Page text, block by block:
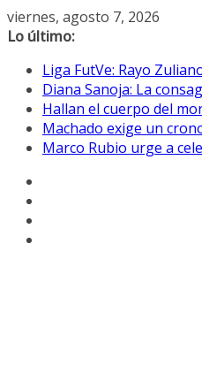
Saltar
al
viernes, agosto 7, 2026
Lo último:
Liga FutVe: Rayo
Diana Sanoja: La
Hallan el cuerpo del
Machado exige un
Marco Rubio urge a